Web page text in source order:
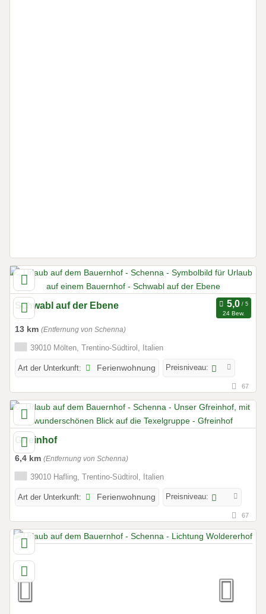
Schwabl auf der Ebene
24 Bew.
13 km (Entfernung von Schenna)
39010 Mölten, Trentino-Südtirol, Italien
Art der Unterkunft: Ferienwohnung Preisniveau:
67
Gfreinhof
6,4 km (Entfernung von Schenna)
39010 Hafling, Trentino-Südtirol, Italien
Art der Unterkunft: Ferienwohnung Preisniveau:
67